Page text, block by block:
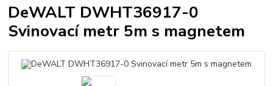
DeWALT DWHT36917-0
Svinovací metr 5m s magnetem